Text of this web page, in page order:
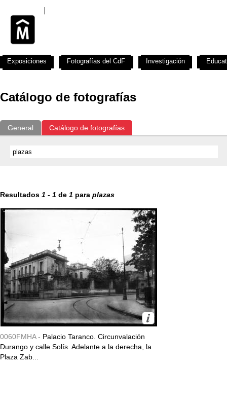
Catálogo de fotografías
General Catálogo de fotografías
Resultados 1 - 1 de 1 para plazas
0060FMHA - Palacio Taranco. Circunvalación
Durango y calle Solís. Adelante a la derecha, la
Plaza Zab...
Exposiciones Fotografías del CdF Investigación